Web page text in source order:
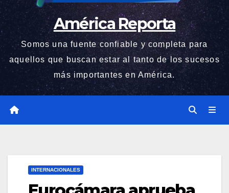
América Reporta
Somos una fuente confiable y completa para
aquellos que buscan estar al tanto de los sucesos
más importantes en América.
INTERNACIONALES